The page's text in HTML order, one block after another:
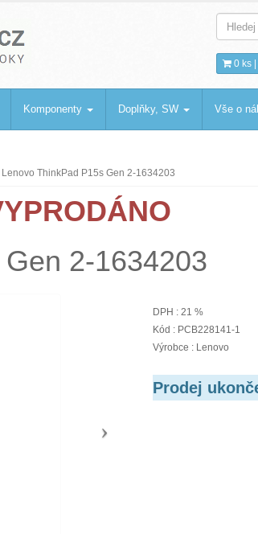
0 ks |
Komponenty Doplňky, SW Vše o
Lenovo ThinkPad P15s Gen 2-1634203
2-1634203
DPH : 21 %
Kód : PCB228141-1
Výrobce : Lenovo
Prodej